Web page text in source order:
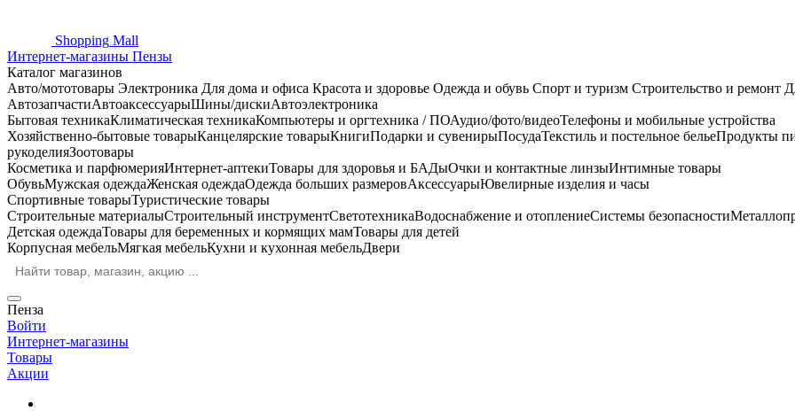
Shopping Mall
Интернет-магазины Пензы
Каталог магазинов
Авто/мототовары Электроника Для дома и офиса Красота и здоровье Одежда и обувь Спорт и туризм Строительство и ремонт
АвтозапчастиАвтоаксессуарыШины/дискиАвтоэлектроника
Бытовая техникаКлиматическая техникаКомпьютеры и оргтехника / ПОАудио/фото/видеоТелефоны и мобильные устройства
Хозяйственно-бытовые товарыКанцелярские товарыКнигиПодарки и сувенирыПосудаТекстиль и постельное бельеПродукты
рукоделияЗоотовары
Косметика и парфюмерияИнтернет-аптекиТовары для здоровья и БАДыОчки и контактные линзыИнтимные товары
ОбувьМужская одеждаЖенская одеждаОдежда больших размеровАксессуарыЮвелирные изделия и часы
Спортивные товарыТуристические товары
Строительные материалыСтроительный инструментСветотехникаВодоснабжение и отоплениеСистемы безопасности
Детская одеждаТовары для беременных и кормящих мамТовары для детей
Корпусная мебельМягкая мебельКухни и кухонная мебельДвери
Пенза
Войти
Интернет-магазины
Товары
Акции